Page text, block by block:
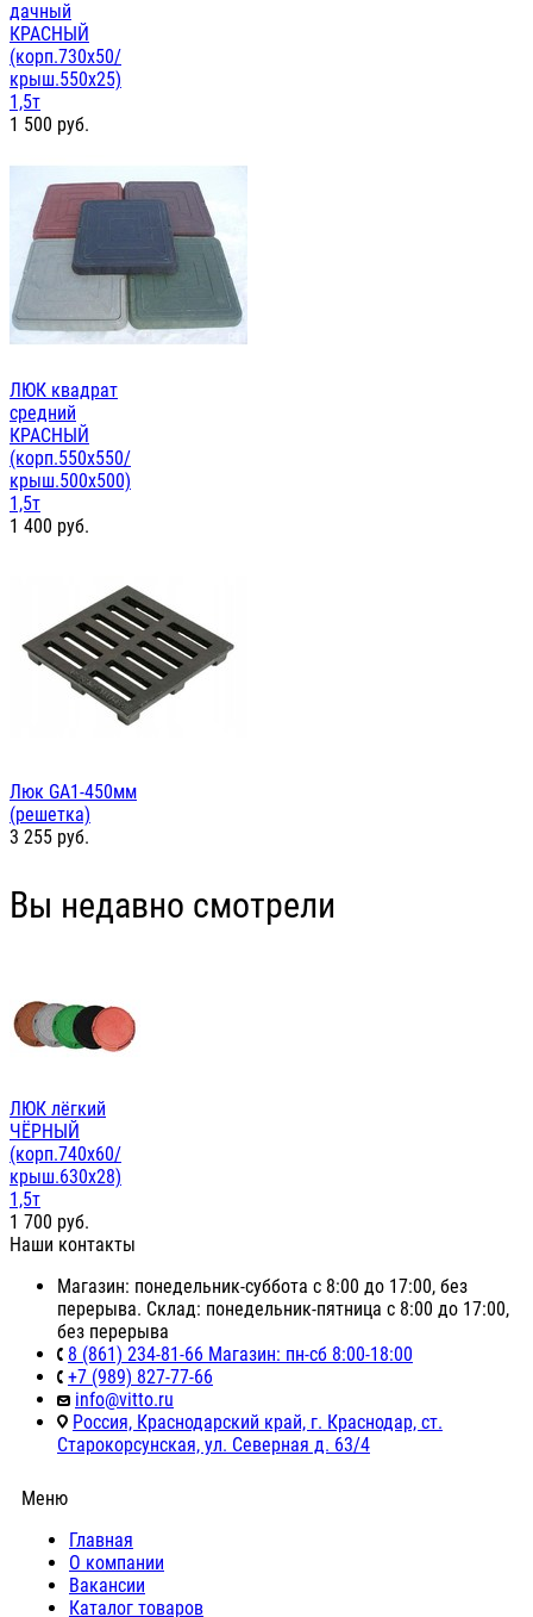
дачный
КРАСНЫЙ
(корп.730х50/
крыш.550х25)
1,5т
1 500 руб.
ЛЮК квадрат
средний
КРАСНЫЙ
(корп.550х550/
крыш.500х500)
1,5т
1 400 руб.
Люк GА1-450мм
(решетка)
3 255 руб.
Вы недавно смотрели
ЛЮК лёгкий
ЧЁРНЫЙ
(корп.740х60/
крыш.630х28)
1,5т
1 700 руб.
Наши контакты
Магазин: понедельник-суббота с 8:00 до 17:00, без
перерыва. Склад: понедельник-пятница с 8:00 до 17:00,
без перерыва
8 (861) 234-81-66 Магазин: пн-сб 8:00-18:00
+7 (989) 827-77-66
info@vitto.ru
Россия, Краснодарский край, г. Краснодар, ст.
Старокорсунская, ул. Северная д. 63/4
Меню
Главная
О компании
Вакансии
Каталог товаров